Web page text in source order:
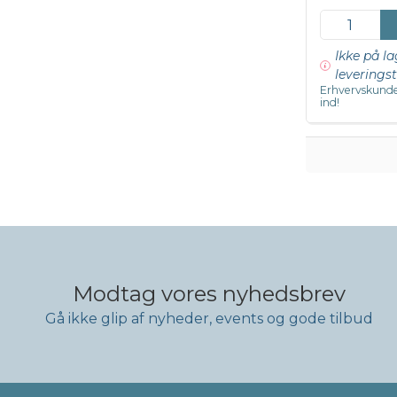
Ikke på
ind!
Modtag vores nyhedsbrev
Gå ikke glip af nyheder, events og gode tilbud